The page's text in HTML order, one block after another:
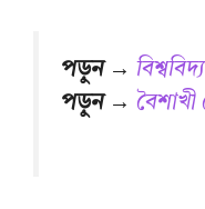
পড়ুন →
পড়ুন → বৈশাখী